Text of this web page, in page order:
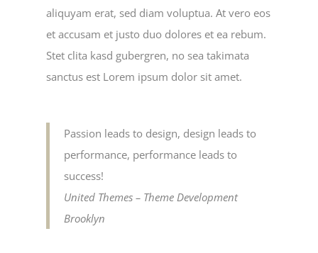
aliquyam erat, sed diam voluptua. At vero eos
et accusam et justo duo dolores et ea rebum.
Stet clita kasd gubergren, no sea takimata
sanctus est Lorem ipsum dolor sit amet.
Passion leads to design, design leads to
performance, performance leads to
success!
United Themes – Theme Development
Brooklyn